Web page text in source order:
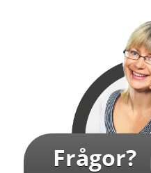
Frågor?